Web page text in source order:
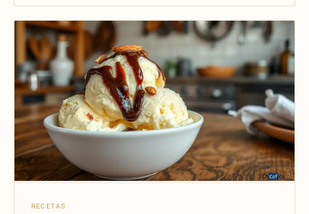
RECETAS